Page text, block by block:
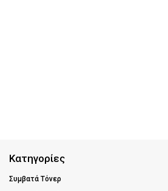
Κατηγορίες
Συμβατά Τόνερ